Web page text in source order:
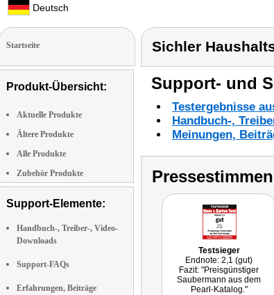
Deutsch
Startseite
Produkt-Übersicht:
Aktuelle Produkte
Ältere Produkte
Alle Produkte
Zubehör Produkte
Support-Elemente:
Handbuch-, Treiber-, Video-
Downloads
Support-FAQs
Erfahrungen, Beiträge
Sichler
Support- und
Testergebnisse
Handbuch-,
Meinungen,
Testsieger
Endnote: 2,1 (gut)
Fazit: "Preisgünstiger
Saubermann aus dem
Pearl-Katalog."